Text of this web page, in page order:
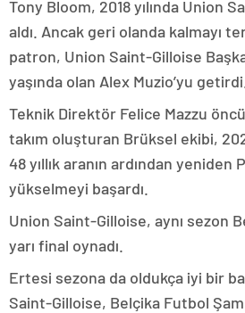
Tony Bloom, 2018 yılında Union
aldı. Ancak geri olanda kalmayı
patron, Union Saint-Gilloise
yaşında olan Alex Muzio’yu getirdi.
Teknik Direktör Felice Mazzu
takım oluşturan Brüksel ekibi,
48 yıllık aranın ardından yeniden
yükselmeyi başardı.
Union Saint-Gilloise, aynı sezon
yarı final oynadı.
Ertesi sezona da oldukça iyi bir
Saint-Gilloise, Belçika Futbol